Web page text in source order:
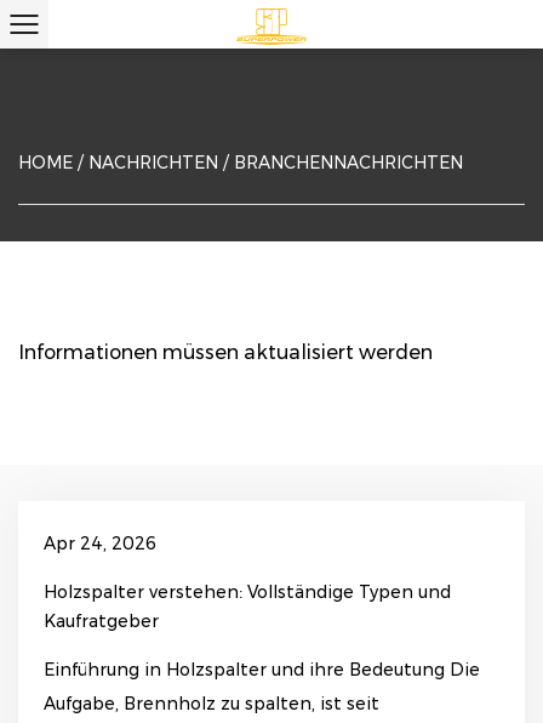
HOME / NACHRICHTEN / BRANCHENNACHRICHTEN
Informationen müssen aktualisiert werden
Apr 24, 2026
Holzspalter verstehen: Vollständige Typen und
Kaufratgeber
Einführung in Holzspalter und ihre Bedeutung Die
Aufgabe, Brennholz zu spalten, ist seit